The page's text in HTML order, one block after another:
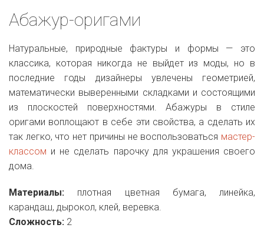
Абажур-оригами
Натуральные, природные фактуры и формы — это
классика, которая никогда не выйдет из моды, но в
последние годы дизайнеры увлечены геометрией,
математически выверенными складками и состоящими
из плоскостей поверхностями. Абажуры в стиле
оригами воплощают в себе эти свойства, а сделать их
так легко, что нет причины не воспользоваться мастер-
классом и не сделать парочку для украшения своего
дома.
Материалы: плотная цветная бумага, линейка,
карандаш, дырокол, клей, веревка.
Сложность: 2